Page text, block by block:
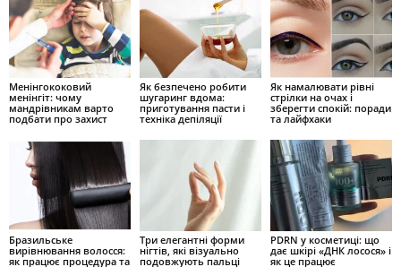
Менінгококовий
менінгіт: чому
мандрівникам варто
подбати про захист
Як безпечено робити
шугаринг вдома:
приготування пасти і
техніка депіляції
Як намалювати рівні
стрілки на очах і
зберегти спокій: поради
та лайфхаки
Бразильське
вирівнювання волосся:
як працює процедура та
Три елегантні форми
нігтів, які візуально
подовжують пальці
PDRN у косметиці: що
дає шкірі «ДНК лосося» і
як це працює